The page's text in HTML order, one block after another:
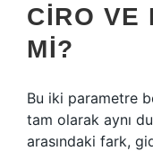
CIRO VE
MI?
Bu iki parametre
tam olarak aynı
arasındaki fark,